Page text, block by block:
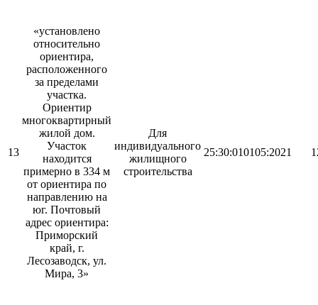
13
«установлено
относительно
ориентира,
расположенного
за пределами
участка.
Ориентир
многоквартирный
жилой дом.
Участок
находится
примерно в 334 м
от ориентира по
направлению на
юг. Почтовый
адрес ориентира:
Приморский
край, г.
Лесозаводск, ул.
Мира, 3»
Для
индивидуального
жилищного
строительства
25:30:010105:2021